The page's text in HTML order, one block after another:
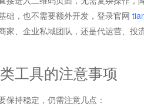
础，也不需要额外开发，登录官网
家、企业私域团队，还是代运营、
工具的注意事项
保持稳定，仍需注意几点：